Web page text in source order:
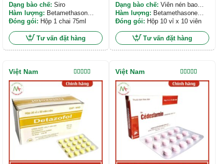
Dạng bào chế: Siro
Hàm lượng: Betamethason
3,75mg, Dexchlorpheniramin
Đóng gói: Hộp 1 chai 75ml
Tư vấn đặt hàng
Dạng bào chế: Viên nén bao
phim
Hàm lượng: Betamethasone
0.25mg, Dexchlorpheniramine
Đóng gói: Hộp 10 vỉ x 10 viên
Tư vấn đặt hàng
Được xếp
hạng5.00
Việt Nam
Được xếp
hạng5.00
Việt Nam